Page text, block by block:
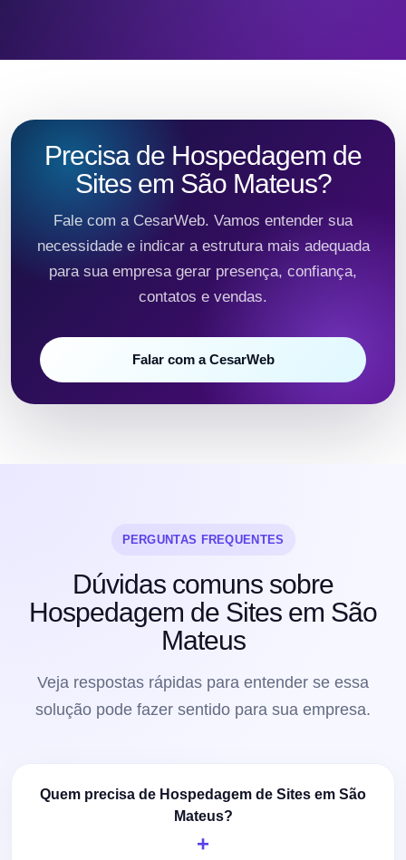
Precisa de Hospedagem de
Sites em São Mateus?
Fale com a CesarWeb. Vamos entender sua
necessidade e indicar a estrutura mais adequada
para sua empresa gerar presença, confiança,
contatos e vendas.
Falar com a CesarWeb
PERGUNTAS FREQUENTES
Dúvidas comuns sobre
Hospedagem de Sites em São
Mateus
Veja respostas rápidas para entender se essa
solução pode fazer sentido para sua empresa.
Quem precisa de Hospedagem de Sites em São
Mateus?